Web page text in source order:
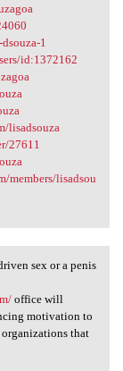
1
id:1372162
lisadsouza
27611
members/lisadsou
sex or a penis
office will
motivation to
that